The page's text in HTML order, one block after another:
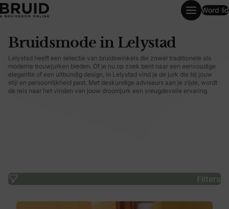
Word lid
Bruidsmode in Lelystad
Lelystad heeft een selectie van bruidswinkels die zowel traditionele als
moderne trouwjurken bieden. Of je nu op zoek bent naar een eenvoudige
elegantie of een uitbundig design, in Lelystad vind je de jurk die bij jouw
stijl en persoonlijkheid past. Met deskundige adviseurs aan je zijde, wordt
de reis naar het vinden van jouw droomjurk een vreugdevolle ervaring.
Filters